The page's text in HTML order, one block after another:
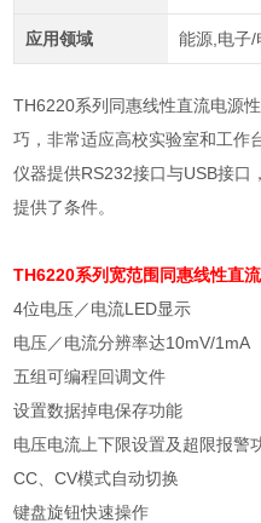
应用领域 能源,电子/
TH6220系列同惠线性直流电源
巧，非常适应高校实验室和工作
仪器提供RS232接口与USB接口
提供了条件。
TH6220系列宽范围 同惠线性直
4位电压／电流LED显示
电压／电流分辨率达10mV/1mA
五组可编程回调文件
设置数据掉电保存功能
电压电流上下限设置及超限报警
CC 、CV模式自动切换
键盘旋钮快速操作